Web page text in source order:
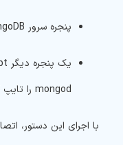
پنجره سرور MongoDB (دستور mongod) را باز نگه دارید.
یک پنجره دیگر Command Prompt باز کنید و دستور
mongod را تایپ